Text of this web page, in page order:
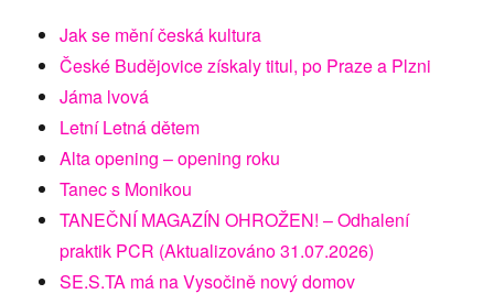
Jak se mění česká kultura
České Budějovice získaly titul, po Praze a Plzni
Jáma lvová
Letní Letná dětem
Alta opening – opening roku
Tanec s Monikou
TANEČNÍ MAGAZÍN OHROŽEN! – Odhalení
praktik PCR (Aktualizováno 31.07.2026)
SE.S.TA má na Vysočině nový domov